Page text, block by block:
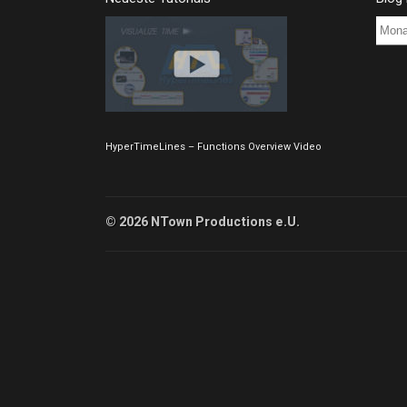
HyperTimeLines – Functions Overview Video
Blog
© 2026 NTown Productions e.U.